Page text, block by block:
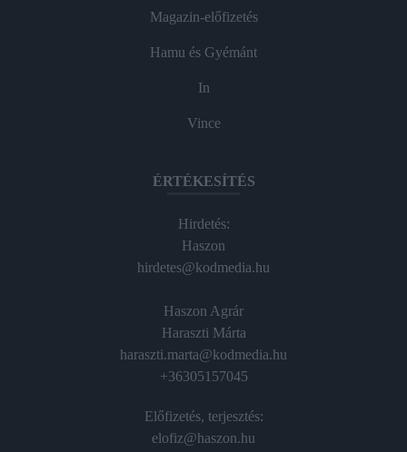
Magazin-előfizetés
Hamu és Gyémánt
In
Vince
ÉRTÉKESÍTÉS
Hirdetés:
Haszon
hirdetes@kodmedia.hu
Haszon Agrár
Haraszti Márta
haraszti.marta@kodmedia.hu
+36305157045
Előfizetés, terjesztés:
elofiz@haszon.hu